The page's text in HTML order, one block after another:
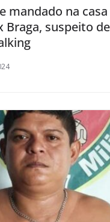
mandado na
Braga, suspeito de